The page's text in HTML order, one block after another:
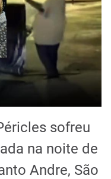
sofreu
na noite de
Andre, São